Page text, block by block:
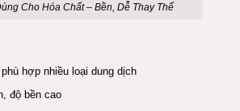
Cho Hóa Chất – Bền, Dễ Thay Thế
hợp nhiều loại dung dịch
độ bền cao